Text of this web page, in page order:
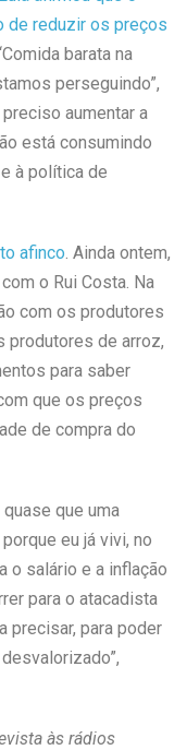
de reduzir os preços
barata na
perseguindo”,
aumentar a
está consumindo
à política de
afinco . Ainda ontem,
o Rui Costa. Na
com os produtores
produtores de arroz,
para saber
que os preços
de compra do
que uma
eu já vivi, no
o salário e a inflação
para o atacadista
precisar, para poder
às rádios